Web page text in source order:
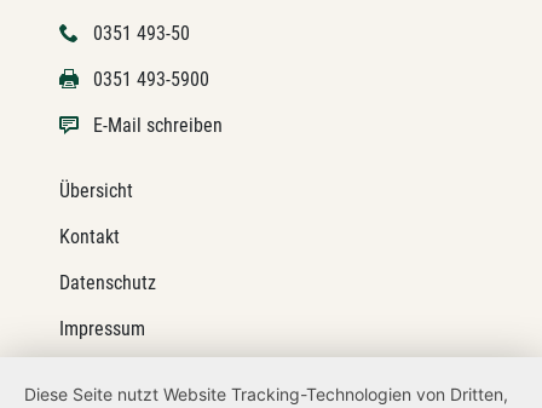
0351 493-50
0351 493-5900
E-Mail schreiben
Übersicht
Kontakt
Datenschutz
Impressum
Diese Seite nutzt Website Tracking-Technologien von Dritten,